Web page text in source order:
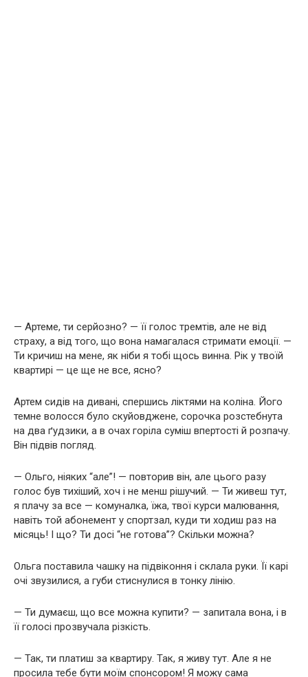
— Артеме, ти серйозно? — її голос тремтів, але не від
страху, а від того, що вона намагалася стримати емоції. —
Ти кричиш на мене, як ніби я тобі щось винна. Рік у твоїй
квартирі — це ще не все, ясно?
Артем сидів на дивані, спершись ліктями на коліна. Його
темне волосся було скуйовджене, сорочка розстебнута
на два ґудзики, а в очах горіла суміш впертості й розпачу.
Він підвів погляд.
— Ольго, ніяких “але”! — повторив він, але цього разу
голос був тихіший, хоч і не менш рішучий. — Ти живеш тут,
я плачу за все — комуналка, їжа, твої курси малювання,
навіть той абонемент у спортзал, куди ти ходиш раз на
місяць! І що? Ти досі “не готова”? Скільки можна?
Ольга поставила чашку на підвіконня і склала руки. Її карі
очі звузилися, а губи стиснулися в тонку лінію.
— Ти думаєш, що все можна купити? — запитала вона, і в
її голосі прозвучала різкість.
— Так, ти платиш за квартиру. Так, я живу тут. Але я не
просила тебе бути моїм спонсором! Я можу сама